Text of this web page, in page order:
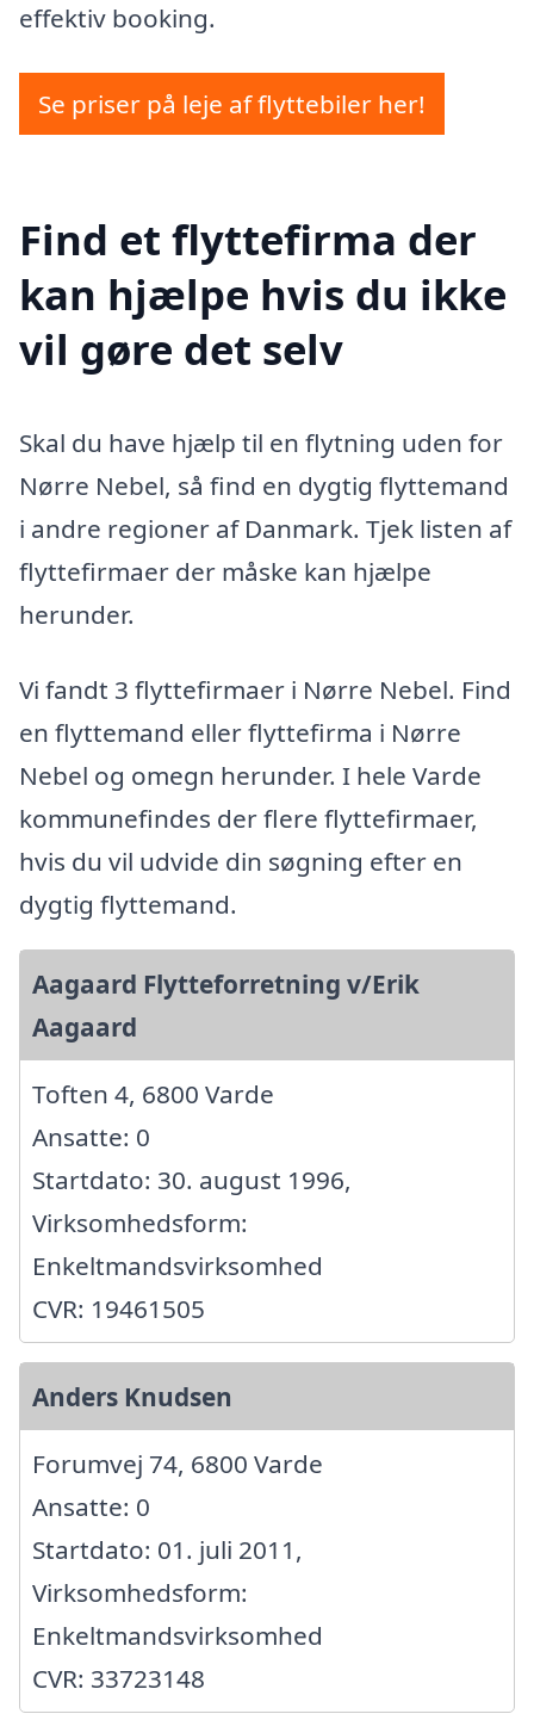
effektiv booking.
Se priser på leje af flyttebiler her!
Find et flyttefirma der
kan hjælpe hvis du ikke
vil gøre det selv
Skal du have hjælp til en flytning uden for
Nørre Nebel, så find en dygtig flyttemand
i andre regioner af Danmark. Tjek listen af
flyttefirmaer der måske kan hjælpe
herunder.
Vi fandt 3 flyttefirmaer i Nørre Nebel. Find
en flyttemand eller flyttefirma i Nørre
Nebel og omegn herunder. I hele Varde
kommunefindes der flere flyttefirmaer,
hvis du vil udvide din søgning efter en
dygtig flyttemand.
Aagaard Flytteforretning v/Erik
Aagaard
Toften 4, 6800 Varde
Ansatte: 0
Startdato: 30. august 1996,
Virksomhedsform:
Enkeltmandsvirksomhed
CVR: 19461505
Anders Knudsen
Forumvej 74, 6800 Varde
Ansatte: 0
Startdato: 01. juli 2011,
Virksomhedsform:
Enkeltmandsvirksomhed
CVR: 33723148